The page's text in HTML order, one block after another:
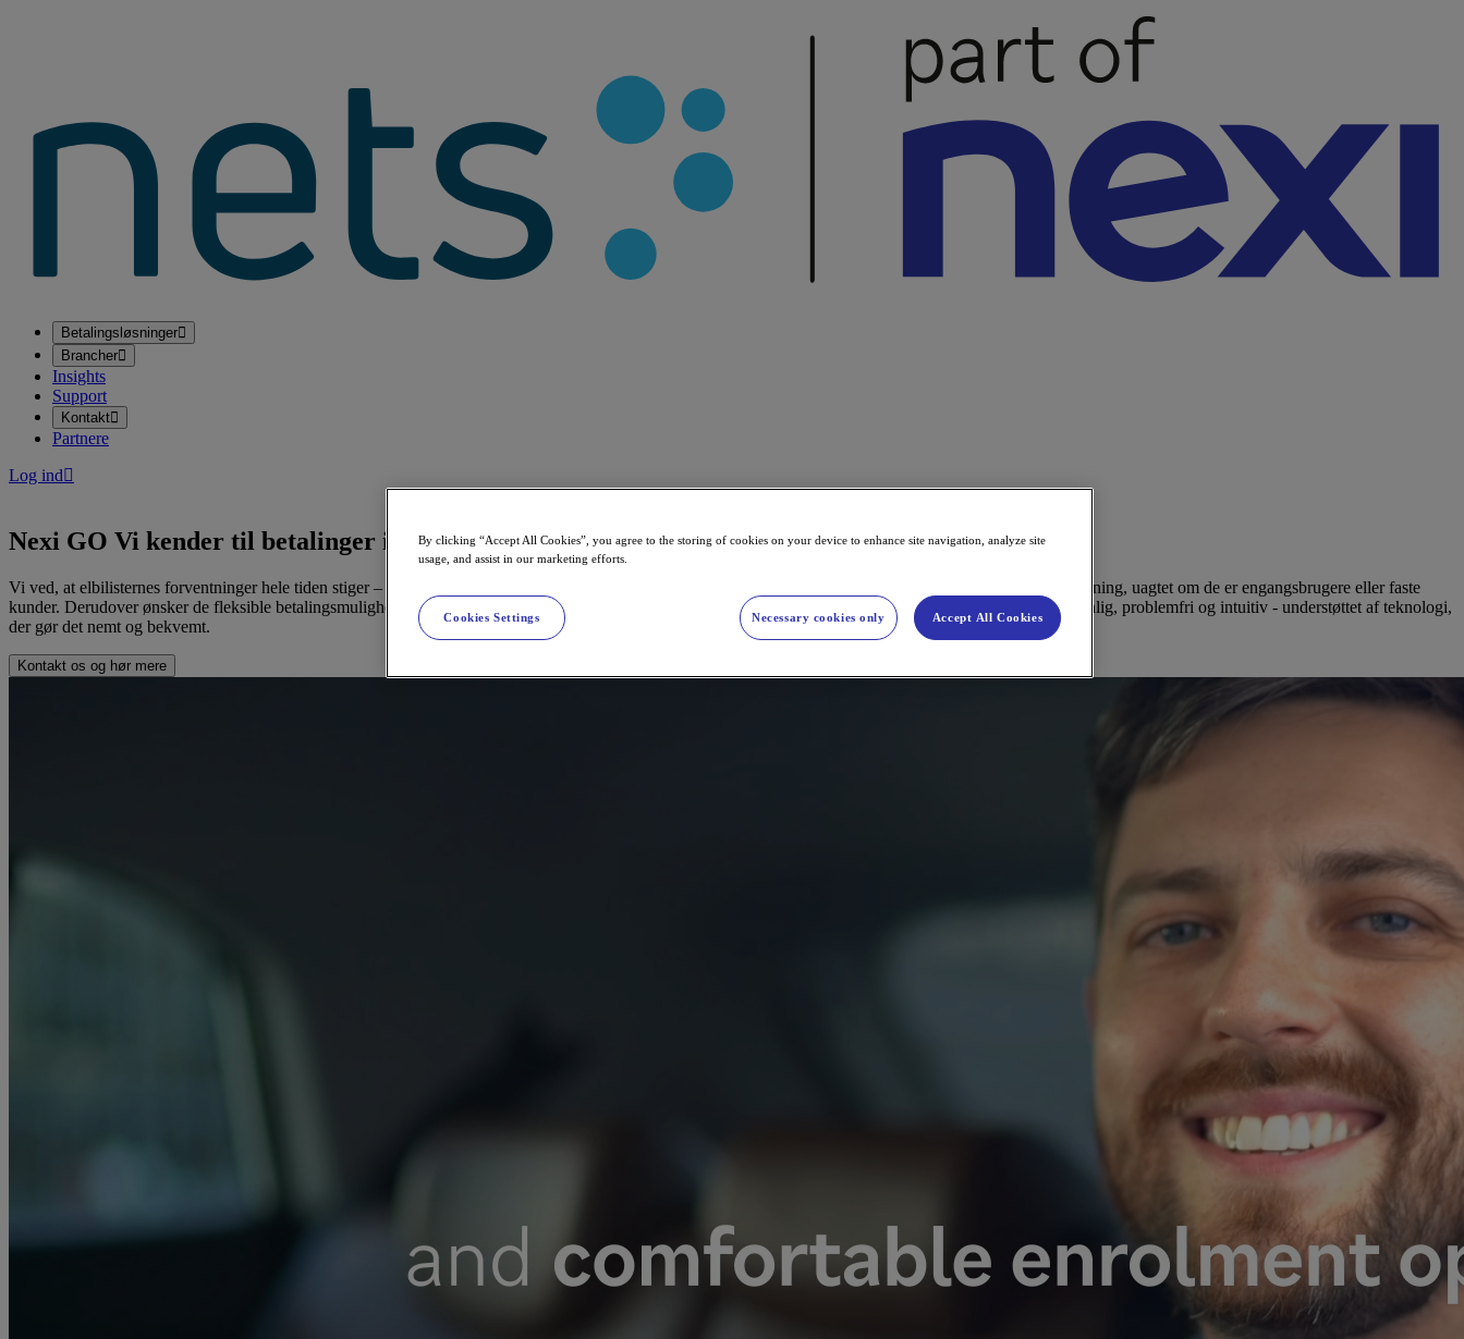
Betalingsløsninger
Brancher
Insights
Support
Kontakt
Partnere
Log ind
Nexi GO Vi kender til betalinger i elladebranchen
Vi ved, at elbilisternes forventninger hele tiden stiger – og at de er med til at forme fremtidens ladeoplevelser. Brugerne efterspørger hurtig og problemfri opladning, uagtet om de er engangsbrugere eller faste
kunder. Derudover ønsker de fleksible betalingsmuligheder og en enkel måde at tilmelde sig på. For udbyderne betyder det, at ladeoplevelsen skal være personlig, problemfri og intuitiv - understøttet af teknologi,
der gør det nemt og bekvemt.
Kontakt os og hør mere
By clicking “Accept All Cookies”, you agree to the storing of cookies on your device to enhance site navigation, analyze site
usage, and assist in our marketing efforts.
Cookies Settings Necessary cookies only Accept All Cookies